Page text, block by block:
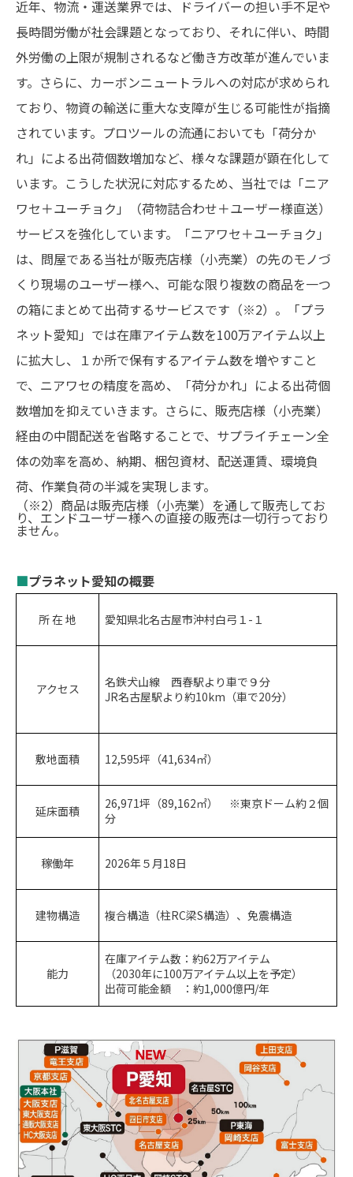
近年、物流・運送業界では、ドライバーの担い手不足や
長時間労働が社会課題となっており、それに伴い、時間
外労働の上限が規制されるなど働き方改革が進んでいま
す。さらに、カーボンニュートラルへの対応が求められ
ており、物資の輸送に重大な支障が生じる可能性が指摘
されています。プロツールの流通においても「荷分か
れ」による出荷個数増加など、様々な課題が顕在化して
います。こうした状況に対応するため、当社では「ニア
ワセ＋ユーチョク」（荷物詰合わせ＋ユーザー様直送）
サービスを強化しています。「ニアワセ＋ユーチョク」
は、問屋である当社が販売店様（小売業）の先のモノづ
くり現場のユーザー様へ、可能な限り複数の商品を一つ
の箱にまとめて出荷するサービスです（※2）。「プラ
ネット愛知」では在庫アイテム数を100万アイテム以上
に拡大し、１か所で保有するアイテム数を増やすこと
で、ニアワセの精度を高め、「荷分かれ」による出荷個
数増加を抑えていきます。さらに、販売店様（小売業）
経由の中間配送を省略することで、サプライチェーン全
体の効率を高め、納期、梱包資材、配送運賃、環境負
荷、作業負荷の半減を実現します。
（※2）商品は販売店様（小売業）を通して販売してお
り、エンドユーザー様への直接の販売は一切行っており
ません。
■プラネット愛知の概要
所 在 地 愛知県北名古屋市沖村白弓１-１
アクセス
名鉄犬山線 西春駅より車で９分
JR名古屋駅より約10km （車で20分）
敷地面積 12,595坪（41,634㎡）
延床面積
26,971坪（89,162㎡） ※東京ドーム約２個
分
稼働年 2026年５月18日
建物構造 複合構造（柱RC梁S構造）、免震構造
能力
在庫アイテム数：約62万アイテム
（2030年に100万アイテム以上を予定）
出荷可能金額 ：約1,000億円/年